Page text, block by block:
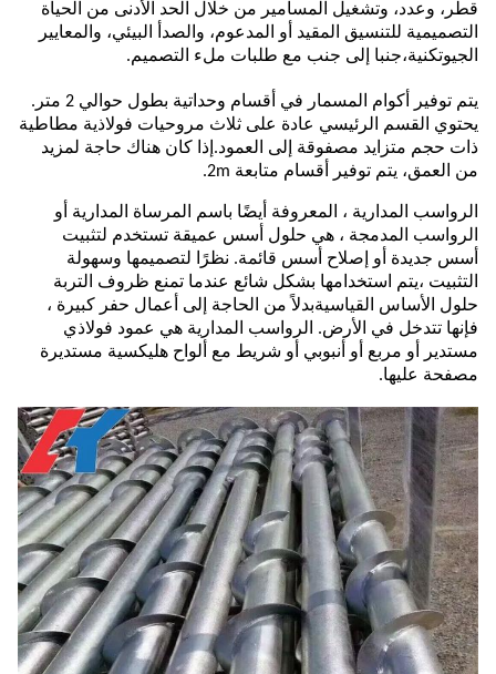
قطر، وعدد، وتشغيل المسامير من خلال الحد الأدنى من الحياة
التصميمية للتنسيق المقيد أو المدعوم، والصدأ البيئي، والمعايير
الجيوتكنية،جنبا إلى جنب مع طلبات ملء التصميم.
يتم توفير أكوام المسمار في أقسام وحداتية بطول حوالي 2 متر.
يحتوي القسم الرئيسي عادة على ثلاث مروحيات فولاذية مطاطية
ذات حجم متزايد مصفوقة إلى العمود.إذا كان هناك حاجة لمزيد
من العمق، يتم توفير أقسام متابعة 2m.
الرواسب المدارية ، المعروفة أيضًا باسم المرساة المدارية أو
الرواسب المدمجة ، هي حلول أسس عميقة تستخدم لتثبيت
أسس جديدة أو إصلاح أسس قائمة. نظرًا لتصميمها وسهولة
التثبيت ،يتم استخدامها بشكل شائع عندما تمنع ظروف التربة
حلول الأساس القياسيةبدلاً من الحاجة إلى أعمال حفر كبيرة ،
فإنها تتدخل في الأرض. الرواسب المدارية هي عمود فولاذي
مستدير أو مربع أو أنبوبي أو شريط مع ألواح هليكسية مستديرة
مصفحة عليها.